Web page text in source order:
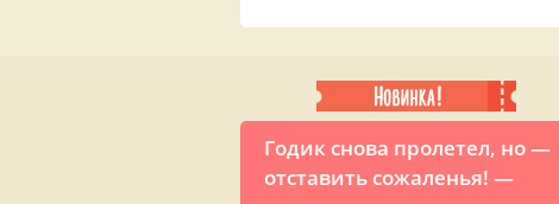
Годик снова пролетел, но —
отставить сожаленья! —